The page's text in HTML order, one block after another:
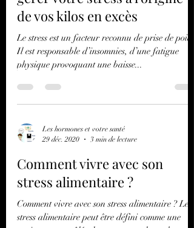
Maigrir, les moyens de mieux
gérer votre stress à l’origine
de vos kilos en excès
Le stress est un facteur reconnu de prise de poids.
Il est responsable d’insomnies, d’une fatigue
Les hormones et votre santé
29 déc. 2020
3 min de lecture
Comment vivre avec son
stress alimentaire ?